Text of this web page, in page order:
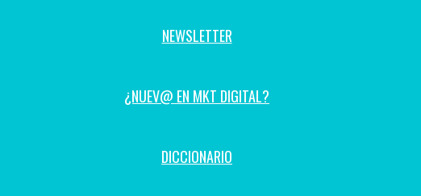
NEWSLETTER
¿NUEV@ EN MKT DIGITAL?
DICCIONARIO